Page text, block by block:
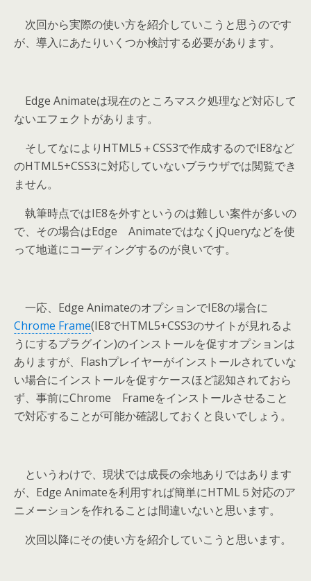
次回から実際の使い方を紹介していこうと思うのです
が、導入にあたりいくつか検討する必要があります。
Edge Animateは現在のところマスク処理など対応して
ないエフェクトがあります。
そしてなによりHTML5＋CSS3で作成するのでIE8など
のHTML5+CSS3に対応していないブラウザでは閲覧でき
ません。
執筆時点ではIE8を外すというのは難しい案件が多いの
で、その場合はEdge AnimateではなくjQueryなどを使
って地道にコーディングするのが良いです。
一応、Edge AnimateのオプションでIE8の場合に
Chrome Frame(IE8でHTML5+CSS3のサイトが見れるよ
うにするプラグイン)のインストールを促すオプションは
ありますが、Flashプレイヤーがインストールされていな
い場合にインストールを促すケースほど認知されておら
ず、事前にChrome Frameをインストールさせること
で対応することが可能か確認しておくと良いでしょう。
というわけで、現状では成長の余地ありではあります
が、Edge Animateを利用すれば簡単にHTML５対応のア
ニメーションを作れることは間違いないと思います。
次回以降にその使い方を紹介していこうと思います。